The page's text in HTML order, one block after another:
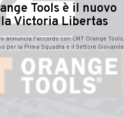
Tools è il nuovo
Victoria Libertas
annuncia l'accordo con CMT Orange Tools,
per la Prima Squadra e il Settore Giovanile